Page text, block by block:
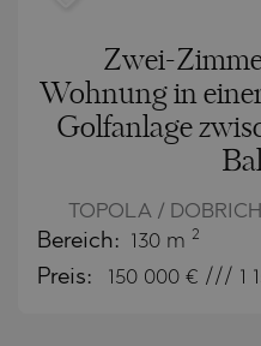
Zwei-
Wohnung in
Golfanlage
TOPOLA /
Bereich: 130 m 2
Preis: 150 000 € /// 1